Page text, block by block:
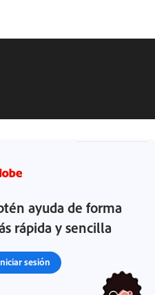
ayuda de forma
rápida y sencilla
sesión